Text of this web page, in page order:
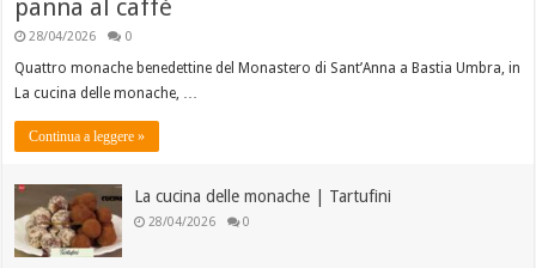
panna al caffè
28/04/2026 0
Quattro monache benedettine del Monastero di Sant’Anna a Bastia Umbra, in
La cucina delle monache, …
Continua a leggere »
La cucina delle monache | Tartufini
28/04/2026 0